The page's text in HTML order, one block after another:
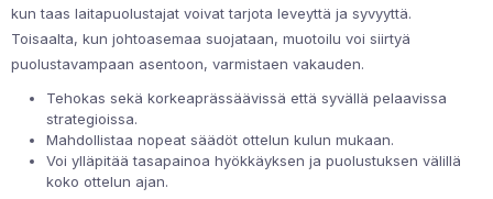
kun taas laitapuolustajat voivat tarjota leveyttä ja syvyyttä.
Toisaalta, kun johtoasemaa suojataan, muotoilu voi siirtyä
puolustavampaan asentoon, varmistaen vakauden.
Tehokas sekä korkeaprässäävissä että syvällä pelaavissa
strategioissa.
Mahdollistaa nopeat säädöt ottelun kulun mukaan.
Voi ylläpitää tasapainoa hyökkäyksen ja puolustuksen välillä
koko ottelun ajan.